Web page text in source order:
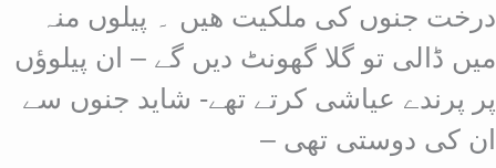
درخت جنوں کی ملکیت ھیں ۔ پیلوں منہ
میں ڈالی تو گلا گھونٹ دیں گے – ان پیلوؤں
پر پرندے عیاشی کرتے تھے- شاید جنوں سے
ان کی دوستی تھی –